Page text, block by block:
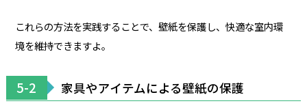
これらの方法を実践することで、壁紙を保護し、快適な室内環
境を維持できますよ。
5-2 家具やアイテムによる壁紙の保護